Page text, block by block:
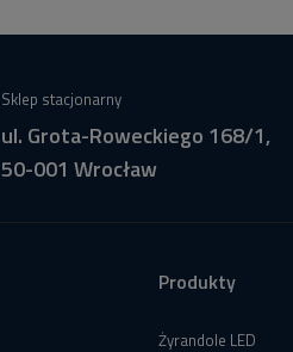
Sklep stacjonarny
ul. Grota-Roweckiego 168/1,
50-001 Wrocław
Produkty
Żyrandole LED